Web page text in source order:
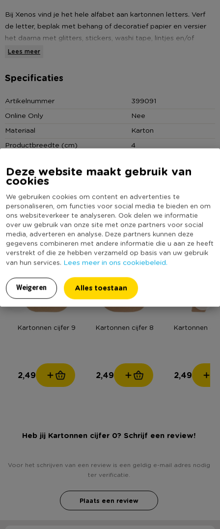
Deze website maakt gebruik van
cookies
We gebruiken cookies om content en advertenties te
personaliseren, om functies voor social media te bieden en om
ons websiteverkeer te analyseren. Ook delen we informatie
over uw gebruik van onze site met onze partners voor social
media, adverteren en analyse. Deze partners kunnen deze
gegevens combineren met andere informatie die u aan ze heeft
verstrekt of die ze hebben verzameld op basis van uw gebruik
van hun services. Lees meer in ons cookiebeleid.
Weigeren Alles toestaan
Bij Xenos vind je het hele alfabet aan kartonnen letters. Verf
de letter, beplak met behang of decoratief papier en versier
het daarna met glitters, stickers, washi tape, lintjes en/of
strikjes. In een handomdraai heb je een personlijk cadeau
de hoogte is 10 cm.
Tip!
in met vernis.
Lees meer
Specificaties
Artikelnummer
399091
Online Only
Nee
Materiaal
Karton
Productbreedte (cm)
4
Kleur
Bruin
MEER UIT DEZE SERIE
Kartonnen cijfer 9
2,49
Kartonnen cijfer 8
2,49
Kartonnen
2,49
Heb jij Kartonnen cijfer 0? Schrijf een review!
Voor het schrijven van een review is een geldig e-mail adres nodig
ter verificatie.
Plaats een review